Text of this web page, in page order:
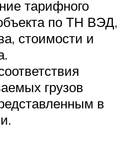
тарифного
по ТН ВЭД,
стоимости и
грузов
в